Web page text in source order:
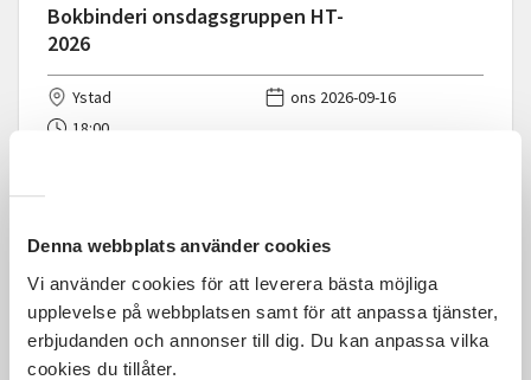
Denna webbplats använder cookies
Vi använder cookies för att leverera bästa möjliga
upplevelse på webbplatsen samt för att anpassa tjänster,
erbjudanden och annonser till dig. Du kan anpassa vilka
cookies du tillåter.
Bokbinderi onsdagsgruppen HT-
2026
Ystad
ons 2026-09-16
18:00
Kostnadsfri